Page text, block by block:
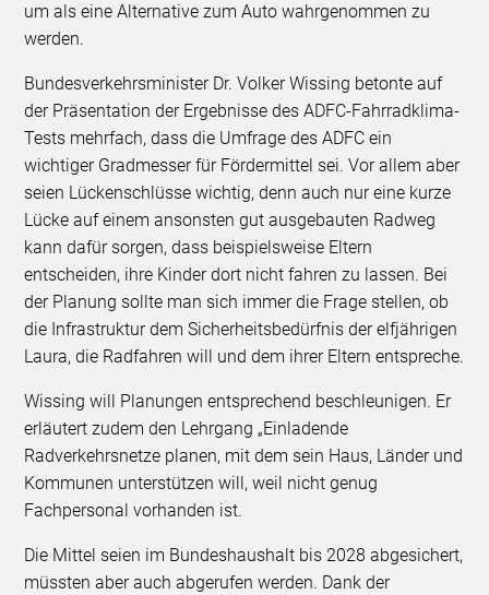
um als eine Alternative zum Auto wahrgenommen zu
werden.
Bundesverkehrsminister Dr. Volker Wissing betonte auf
der Präsentation der Ergebnisse des ADFC-Fahrradklima-
Tests mehrfach, dass die Umfrage des ADFC ein
wichtiger Gradmesser für Fördermittel sei. Vor allem aber
seien Lückenschlüsse wichtig, denn auch nur eine kurze
Lücke auf einem ansonsten gut ausgebauten Radweg
kann dafür sorgen, dass beispielsweise Eltern
entscheiden, ihre Kinder dort nicht fahren zu lassen. Bei
der Planung sollte man sich immer die Frage stellen, ob
die Infrastruktur dem Sicherheitsbedürfnis der elfjährigen
Laura, die Radfahren will und dem ihrer Eltern entspreche.
Wissing will Planungen entsprechend beschleunigen. Er
erläutert zudem den Lehrgang „Einladende
Radverkehrsnetze planen, mit dem sein Haus, Länder und
Kommunen unterstützen will, weil nicht genug
Fachpersonal vorhanden ist.
Die Mittel seien im Bundeshaushalt bis 2028 abgesichert,
müssten aber auch abgerufen werden. Dank der